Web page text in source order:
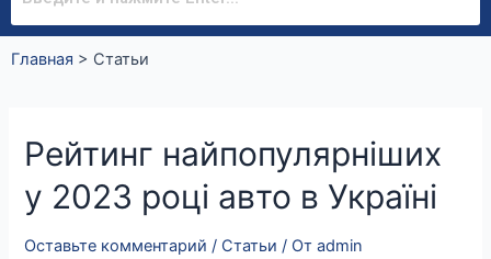
Главная > Статьи
Рейтинг найпопулярніших
у 2023 році авто в Україні
Оставьте комментарий / Статьи / Отadmin
Рейтинг
найпопулярніших
у
2023
році